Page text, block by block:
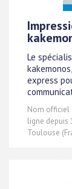
Le
express
Nom officiel :
ligne depuis
Toulouse